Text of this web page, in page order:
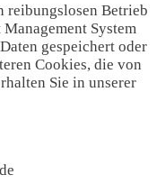
reibungslosen Betrieb
System
gespeichert oder
Cookies, die von
Sie in unserer